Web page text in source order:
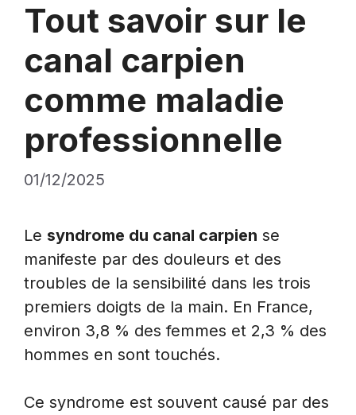
Tout savoir sur le
canal carpien
comme maladie
professionnelle
01/12/2025
Le syndrome du canal carpien se
manifeste par des douleurs et des
troubles de la sensibilité dans les trois
premiers doigts de la main. En France,
environ 3,8 % des femmes et 2,3 % des
hommes en sont touchés.
Ce syndrome est souvent causé par des